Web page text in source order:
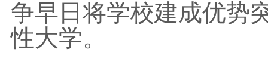
争早日将学校建成优势
性大学。